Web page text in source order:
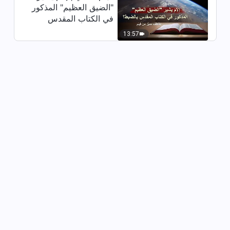
13:57
"الضيق العظيم" المذكور
في الكتاب المقدس
من فيلم)